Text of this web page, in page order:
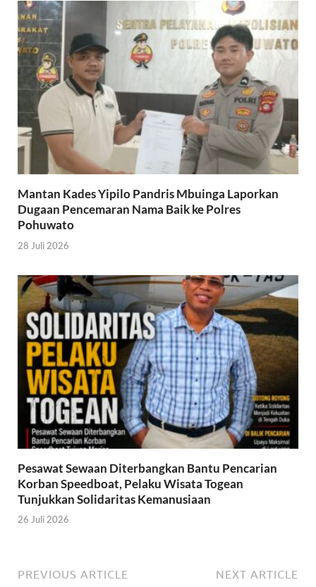
Mantan Kades Yipilo Pandris Mbuinga Laporkan
Dugaan Pencemaran Nama Baik ke Polres
Pohuwato
28 Juli 2026
Pesawat Sewaan Diterbangkan Bantu Pencarian
Korban Speedboat, Pelaku Wisata Togean
Tunjukkan Solidaritas Kemanusiaan
26 Juli 2026
PREVIOUS ARTICLE NEXT ARTICLE